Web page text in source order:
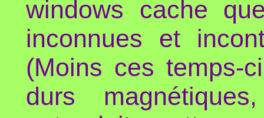
windows cache
inconnues et
(Moins ces temps-
durs